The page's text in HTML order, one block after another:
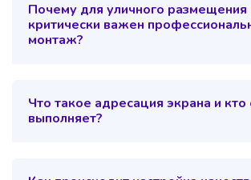
Почему для уличного размещения
критически важен
монтаж?
Что такое адресация экрана и кто
выполняет?